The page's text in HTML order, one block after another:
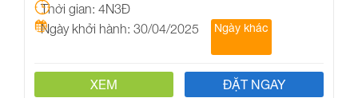
Thời gian: 4N3Đ
Ngày khởi hành: 30/04/2025
Ngày khác
XEM ĐẶT NGAY